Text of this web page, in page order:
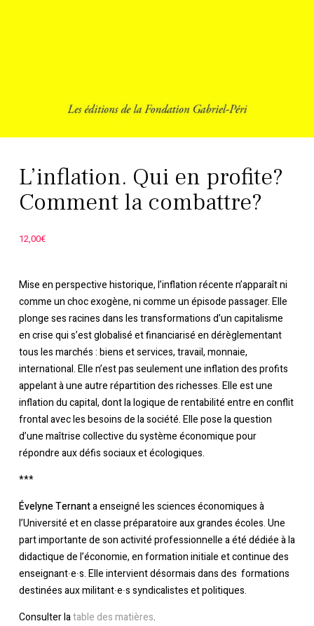
L’inflation. Qui en profite?
Comment la combattre?
12,00€
Mise en perspective historique, l’inflation récente n’apparaît ni
comme un choc exogène, ni comme un épisode passager. Elle
plonge ses racines dans les transformations d’un capitalisme
en crise qui s’est globalisé et financiarisé en dérèglementant
tous les marchés : biens et services, travail, monnaie,
international. Elle n’est pas seulement une inflation des profits
appelant à une autre répartition des richesses. Elle est une
inflation du capital, dont la logique de rentabilité entre en conflit
frontal avec les besoins de la société. Elle pose la question
d’une maîtrise collective du système économique pour
répondre aux défis sociaux et écologiques.
***
Évelyne Ternanta enseigné les sciences économiques à
l’Université et en classe préparatoire aux grandes écoles. Une
part importante de son activité professionnelle a été dédiée à la
didactique de l’économie, en formation initiale et continue des
enseignant∙e∙s. Elle intervient désormais dans des formations
destinées aux militant∙e∙s syndicalistes et politiques.
Consulter latable des matières.